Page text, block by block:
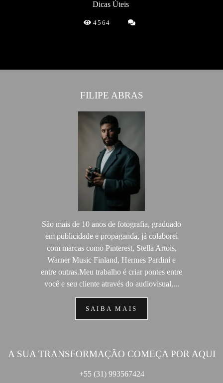
Dicas Úteis
4564
FILIPE ABRAS
São mais de 10 anos de fotografia, graduado
em publicidade e propaganda, já colaborei
com marcas como Pinterest, Stella Artois,
Warner Music Finland, Hermes Pardini e
entre outras.Meu trabalho é criar pontes entre
você e seu cliente através do audiovisual,...
SAIBA MAIS
A SUA TRANSFORMAÇÃO COMEÇA POR AQUI
+55 (31) 993567424